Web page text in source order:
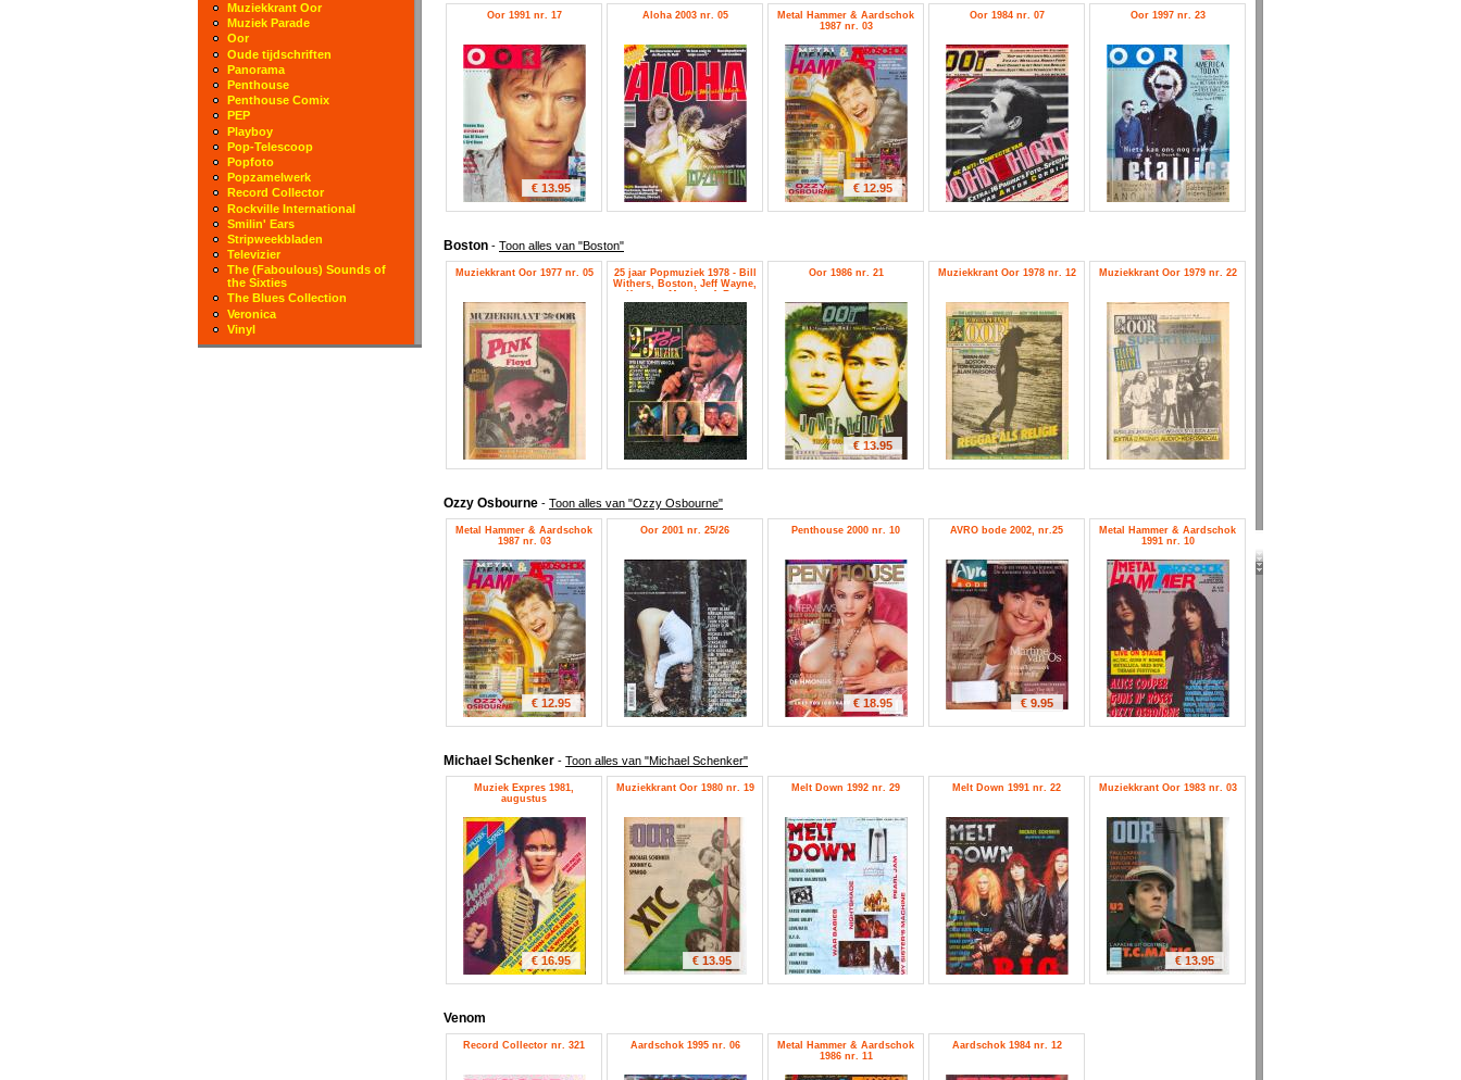
Oor 1991 nr. 17
€ 13.95
Aloha 2003 nr. 05
Metal Hammer & Aardschok
1987 nr. 03
€ 12.95
Oor 1984 nr. 07 Oor 1997 nr. 23
Boston - Toon alles van "Boston"
Muziekkrant Oor 1977 nr. 05
25 jaar Popmuziek 1978 - Bill
Withers, Boston, Jeff Wayne,
Kansas, Meat Loaf, Ram
Jam, Santana, The Jacksons
Oor 1986 nr. 21
€ 13.95
Muziekkrant Oor 1978 nr. 12 Muziekkrant Oor 1979 nr. 22
Ozzy Osbourne - Toon alles van "Ozzy Osbourne"
Metal Hammer & Aardschok
1987 nr. 03
€ 12.95
Oor 2001 nr. 25/26 Penthouse 2000 nr. 10
€ 18.95
AVRO bode 2002, nr.25
€ 9.95
Metal Hammer & Aardschok
1991 nr. 10
Michael Schenker - Toon alles van "Michael Schenker"
Muziek Expres 1981,
augustus
€ 16.95
Muziekkrant Oor 1980 nr. 19
€ 13.95
Melt Down 1992 nr. 29 Melt Down 1991 nr. 22 Muziekkrant Oor 1983 nr. 03
€ 13.95
Venom
Record Collector nr. 321 Aardschok 1995 nr. 06
Metal Hammer & Aardschok
1986 nr. 11
Aardschok 1984 nr. 12
Muziekkrant Oor
Muziek Parade
Oor
Oude tijdschriften
Panorama
Penthouse
Penthouse Comix
PEP
Playboy
Pop-Telescoop
Popfoto
Popzamelwerk
Record Collector
Rockville International
Smilin' Ears
Stripweekbladen
Televizier
The (Faboulous) Sounds of
the Sixties
The Blues Collection
Veronica
Vinyl